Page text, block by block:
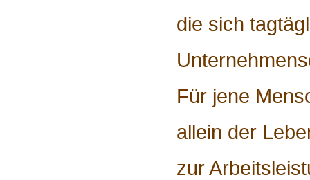
die sich
Für jene
allein der
zur